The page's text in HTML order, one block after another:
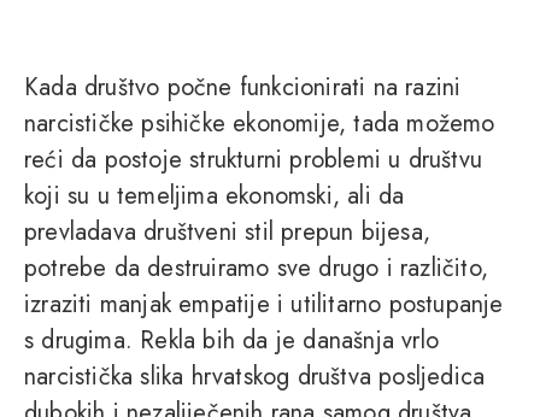
Kada društvo počne funkcionirati na razini
narcističke psihičke ekonomije, tada možemo
reći da postoje strukturni problemi u društvu
koji su u temeljima ekonomski, ali da
prevladava društveni stil prepun bijesa,
potrebe da destruiramo sve drugo i različito,
izraziti manjak empatije i utilitarno postupanje
s drugima. Rekla bih da je današnja vrlo
narcistička slika hrvatskog društva posljedica